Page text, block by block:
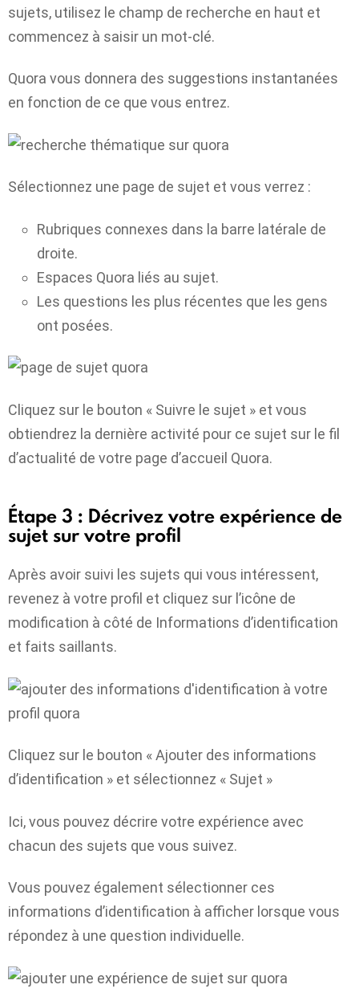
sujets, utilisez le champ de recherche en haut et
commencez à saisir un mot-clé.
Quora vous donnera des suggestions instantanées
en fonction de ce que vous entrez.
Sélectionnez une page de sujet et vous verrez :
Rubriques connexes dans la barre latérale de
droite.
Espaces Quora liés au sujet.
Les questions les plus récentes que les gens
ont posées.
Cliquez sur le bouton « Suivre le sujet » et vous
obtiendrez la dernière activité pour ce sujet sur le fil
d’actualité de votre page d’accueil Quora.
Étape 3 : Décrivez votre expérience de
sujet sur votre profil
Après avoir suivi les sujets qui vous intéressent,
revenez à votre profil et cliquez sur l’icône de
modification à côté de Informations d’identification
et faits saillants.
Cliquez sur le bouton « Ajouter des informations
d’identification » et sélectionnez « Sujet »
Ici, vous pouvez décrire votre expérience avec
chacun des sujets que vous suivez.
Vous pouvez également sélectionner ces
informations d’identification à afficher lorsque vous
répondez à une question individuelle.